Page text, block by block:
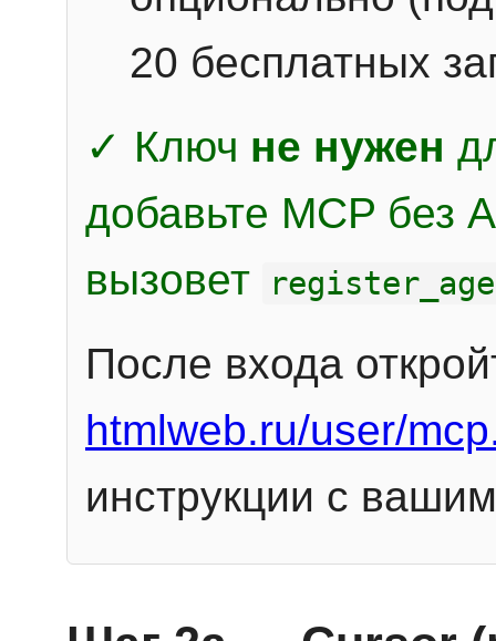
20 бесплатных
✓ Ключ не нужен
добавьте MCP без
вызовет
После входа
htmlweb.ru/user/
инструкции с